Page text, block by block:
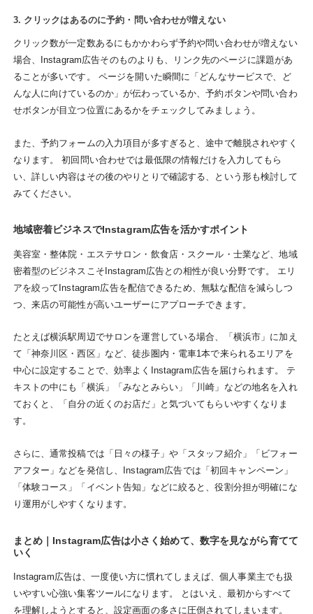
3. クリックはあるのに予約・問い合わせが増えない
クリック数が一定数あるにもかかわらず予約や問い合わせが増えない
場合、Instagram広告そのものよりも、リンク先のページに課題があ
ることが多いです。 ページを開いた瞬間に「どんなサービスで、ど
んな人に向けているのか」が伝わっているか、予約ボタンや問い合わ
せボタンが目立つ位置にあるかをチェックしてみましょう。
また、予約フォームの入力項目が多すぎると、途中で離脱されやすく
なります。 初回問い合わせでは最低限の情報だけを入力してもら
い、詳しい内容はその後のやりとりで確認する、という形も検討して
みてください。
地域密着ビジネスでInstagram広告を活かすポイント
美容室・整体院・エステサロン・飲食店・スクール・士業など、地域
密着型のビジネスこそInstagram広告との相性が良い分野です。 エリ
アを絞ってInstagram広告を配信できるため、無駄な配信を減らしつ
つ、来店の可能性が高いユーザーにアプローチできます。
たとえば横浜駅周辺でサロンを運営している場合、「横浜市」に加え
て「神奈川区・西区」など、徒歩圏内・電車1本で来られるエリアを
中心に設定することで、効率よくInstagram広告を届けられます。 テ
キストの中にも「横浜」「みなとみらい」「川崎」などの地名を入れ
ておくと、「自分の近くのお店だ」と気づいてもらいやすくなりま
す。
さらに、通常投稿では「日々の様子」や「スタッフ紹介」「ビフォー
アフター」などを発信し、Instagram広告では「初回キャンペーン」
「体験コース」「イベント告知」などに絞ると、役割分担が明確にな
り運用がしやすくなります。
まとめ｜Instagram広告は小さく始めて、数字を見ながら育てて
いく
Instagram広告は、一度使い方に慣れてしまえば、個人事業主でも扱
いやすい心強い集客ツールになります。 とはいえ、最初からすべて
を理解しようとすると、設定画面の多さに圧倒されてしまいます。